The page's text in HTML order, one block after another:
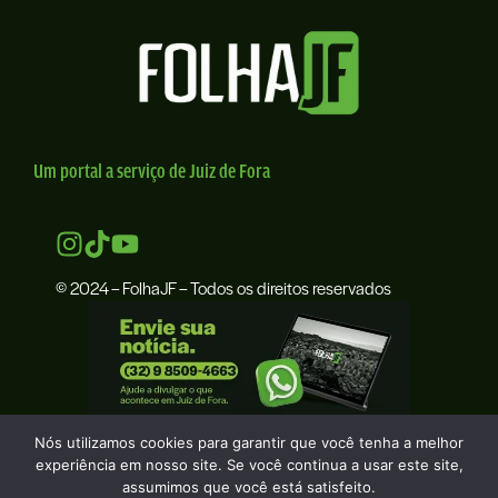
Um portal a serviço de Juiz de Fora
© 2024 – FolhaJF – Todos os direitos reservados
Nós utilizamos cookies para garantir que você tenha a melhor
experiência em nosso site. Se você continua a usar este site,
assumimos que você está satisfeito.